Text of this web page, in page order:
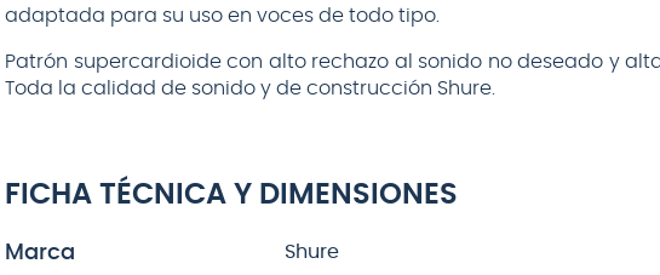
adaptada para su uso en voces de todo tipo.
Patrón supercardioide con alto rechazo al sonido no deseado y
Toda la calidad de sonido y de construcción Shure.
FICHA TÉCNICA Y DIMENSIONES
Marca Shure